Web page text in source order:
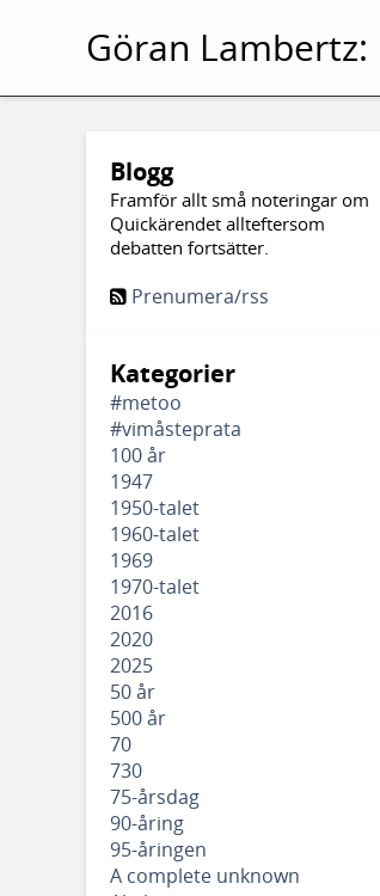
Blogg
Framför allt små noteringar om
Quickärendet allteftersom
debatten fortsätter.
Prenumera/rss
Kategorier
#metoo
#vimåsteprata
100 år
1947
1950-talet
1960-talet
1969
1970-talet
2016
2020
2025
50 år
500 år
70
730
75-årsdag
90-åring
95-åringen
A complete unknown
Göran Lambertz: